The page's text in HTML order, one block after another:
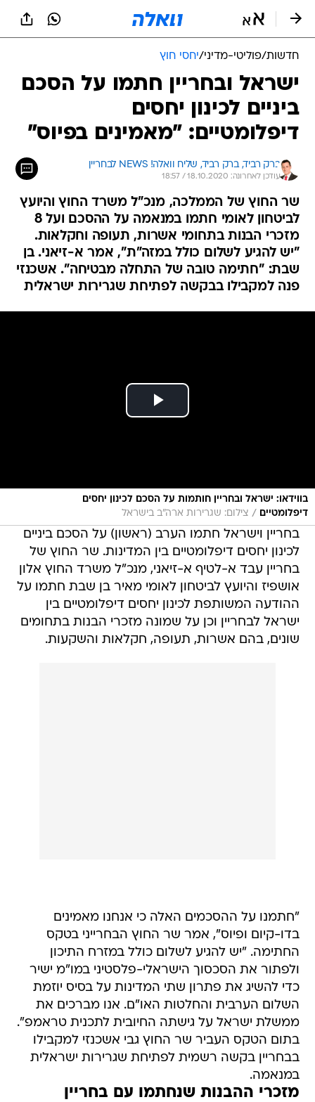
חדשות/פוליטי-מדיני/יחסי חוץ
ישראל ובחריין חתמו על הסכם
ביניים לכינון יחסים
דיפלומטיים: "מאמינים בפיוס"
ברק רביד, ברק רביד, שליח וואלה! NEWS לבחריין
עודכן לאחרונה: 18.10.2020 / 18:57
שר החוץ של הממלכה, מנכ"ל משרד החוץ והיועץ
לביטחון לאומי חתמו במנאמה על ההסכם ועל 8
מזכרי הבנות בתחומי אשרות, תעופה וחקלאות.
"יש להגיע לשלום כולל במזה"ת", אמר א-זיאני. בן
שבת: "חתימה טובה של התחלה מבטיחה". אשכנזי
פנה למקבילו בבקשה לפתיחת שגרירות ישראלית
בווידאו: ישראל ובחריין חותמות על הסכם לכינון יחסים
דיפלומטיים
/ צילום: שגרירות ארה"ב בישראל
בחריין וישראל חתמו הערב (ראשון) על הסכם ביניים
לכינון יחסים דיפלומטיים בין המדינות. שר החוץ של
בחריין עבד א-לטיף א-זיאני, מנכ"ל משרד החוץ אלון
אושפיז והיועץ לביטחון לאומי מאיר בן שבת חתמו על
ההודעה המשותפת לכינון יחסים דיפלומטיים בין
ישראל לבחריין וכן על שמונה מזכרי הבנות בתחומים
שונים, בהם אשרות, תעופה, חקלאות והשקעות.
"חתמנו על ההסכמים האלה כי אנחנו מאמינים
בדו-קיום ופיוס", אמר שר החוץ הבחרייני בטקס
החתימה. "יש להגיע לשלום כולל במזרח התיכון
ולפתור את הסכסוך הישראלי-פלסטיני במו"מ ישיר
כדי להשיג את פתרון שתי המדינות על בסיס יוזמת
השלום הערבית והחלטות האו"ם. אנו מברכים את
ממשלת ישראל על גישתה החיובית לתכנית טראמפ".
בתום הטקס העביר שר החוץ גבי אשכנזי למקבילו
בבחריין בקשה רשמית לפתיחת שגרירות ישראלית
במנאמה.
מזכרי ההבנות שנחתמו עם בחריין